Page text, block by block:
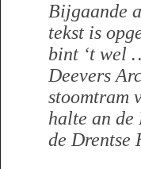
Bijgaande
tekst is
bint ‘t wel
Deevers
stoomtram
halte an
de Drentse